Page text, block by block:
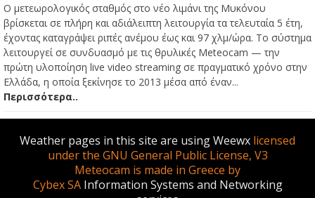
Ο μετεωρολογικός σταθμός στο νέο λιμάνι της Μυκόνου
βρίσκεται σε πλήρη και αδιάλειπτη λειτουργία τα τελευταία 5 έτη,
έχοντας καταγράψει ριπές ανέμου έως και 97 χλμ/ώρα. Το σύστημα
λειτουργεί σε συνδυασμό με τις θρυλικές Meteocam — την
πρώτη υλοποίηση live video streaming σε πραγματικό χρόνο στην
Ελλάδα, η οποία ξεκίνησε το 2013 μέσα από έναν...
Περισσότερα..
Weather pages in this site are using Weewx licensed
under the GNU General Public License, V3
Meteocam is made in Greece by
Cybex SAInformation Systems and Networking